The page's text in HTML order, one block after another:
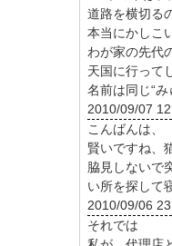
道路を横切る
本当にかしこ
わが家の先代
天国に行って
名前は同じ“
2010/09/07
こんばんは、
賢いですね、
脇見しないで
い所を探し
2010/09/06
それでは